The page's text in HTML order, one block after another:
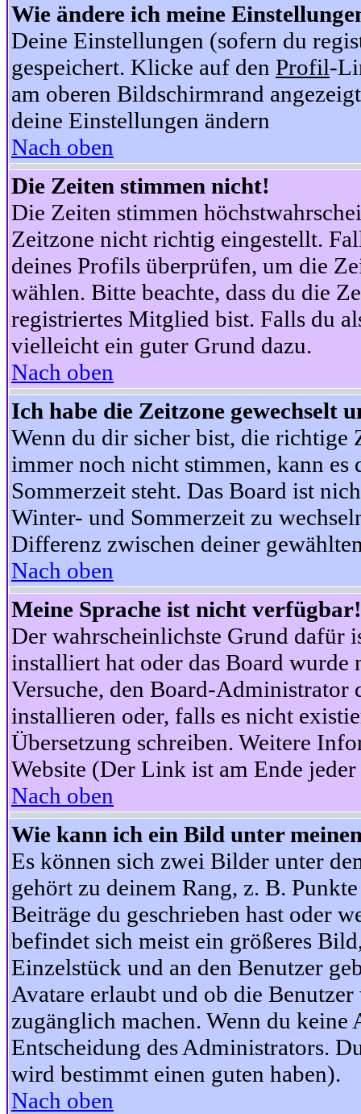
Wie ändere ich meine
Deine Einstellungen (sofern du
gespeichert. Klicke auf den Profil-
am oberen Bildschirmrand
deine Einstellungen ändern
Nach oben
Die Zeiten stimmen nicht!
Die Zeiten stimmen
Zeitzone nicht richtig eingestellt.
deines Profils überprüfen, um die
wählen. Bitte beachte, dass du die
registriertes Mitglied bist. Falls du
vielleicht ein guter Grund dazu.
Nach oben
Ich habe die Zeitzone gewechselt
Wenn du dir sicher bist, die richtige
immer noch nicht stimmen, kann es
Sommerzeit steht. Das Board ist
Winter- und Sommerzeit zu
Differenz zwischen deiner
Nach oben
Meine Sprache ist nicht verfügbar!
Der wahrscheinlichste Grund dafür
installiert hat oder das Board wurde
Versuche, den Board-Administrator
installieren oder, falls es nicht
Übersetzung schreiben. Weitere
Website (Der Link ist am Ende jeder
Nach oben
Wie kann ich ein Bild unter
Es können sich zwei Bilder unter
gehört zu deinem Rang, z. B.
Beiträge du geschrieben hast oder
befindet sich meist ein größeres
Einzelstück und an den Benutzer
Avatare erlaubt und ob die
zugänglich machen. Wenn du keine
Entscheidung des Administrators.
wird bestimmt einen guten haben).
Nach oben